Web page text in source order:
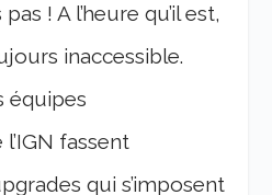
! A l’heure qu’il est,
inaccessible.
équipes
fassent
qui s’imposent